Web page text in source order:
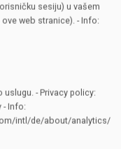
1
sesiju) u vašem
web stranice). - Info:
- Privacy policy:
Info:
intl/de/about/analytics/